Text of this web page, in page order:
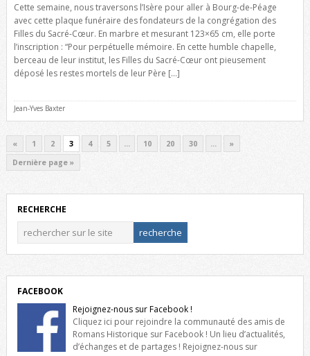
Cette semaine, nous traversons l’Isère pour aller à Bourg-de-Péage
avec cette plaque funéraire des fondateurs de la congrégation des
Filles du Sacré-Cœur. En marbre et mesurant 123×65 cm, elle porte
l’inscription : “Pour perpétuelle mémoire. En cette humble chapelle,
berceau de leur institut, les Filles du Sacré-Cœur ont pieusement
déposé les restes mortels de leur Père […]
Jean-Yves Baxter
« 1 2 3 4 5 … 10 20 30 …
»
Dernière page »
RECHERCHE
FACEBOOK
Rejoignez-nous sur Facebook !
Cliquez ici pour rejoindre la communauté des amis de
Romans Historique sur Facebook ! Un lieu d’actualités,
d’échanges et de partages ! Rejoignez-nous sur